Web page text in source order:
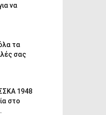
να
τα
σας
1948
στο